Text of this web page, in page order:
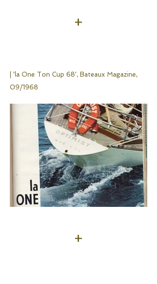
+
| 'la One Ton Cup 68', Bateaux Magazine,
09/1968
+